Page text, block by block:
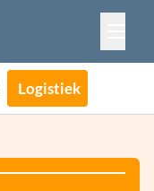
Logistiek